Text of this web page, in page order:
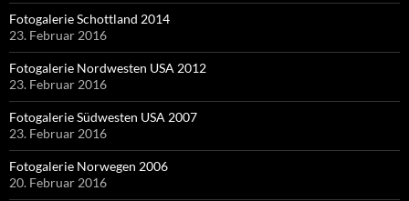
Fotogalerie Schottland 2014
23. Februar 2016
Fotogalerie Nordwesten USA 2012
23. Februar 2016
Fotogalerie Südwesten USA 2007
23. Februar 2016
Fotogalerie Norwegen 2006
20. Februar 2016